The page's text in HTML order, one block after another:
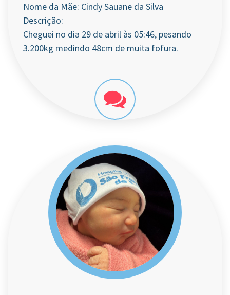
Nome da Mãe: Cindy Sauane da Silva
Descrição:
Cheguei no dia 29 de abril às 05:46, pesando
3.200kg medindo 48cm de muita fofura.